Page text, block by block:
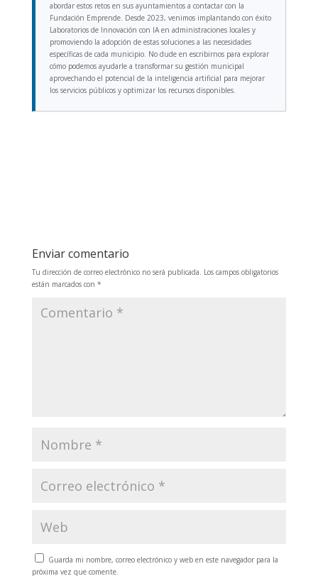
abordar estos retos en sus ayuntamientos a contactar con la
Fundación Emprende. Desde 2023, venimos implantando con éxito
Laboratorios de Innovación con IA en administraciones locales y
promoviendo la adopción de estas soluciones a las necesidades
específicas de cada municipio. No dude en escribirnos para explorar
cómo podemos ayudarle a transformar su gestión municipal
aprovechando el potencial de la inteligencia artificial para mejorar
los servicios públicos y optimizar los recursos disponibles.
Enviar comentario
Tu dirección de correo electrónico no será publicada. Los campos obligatorios
están marcados con *
Guarda mi nombre, correo electrónico y web en este navegador para la
próxima vez que comente.